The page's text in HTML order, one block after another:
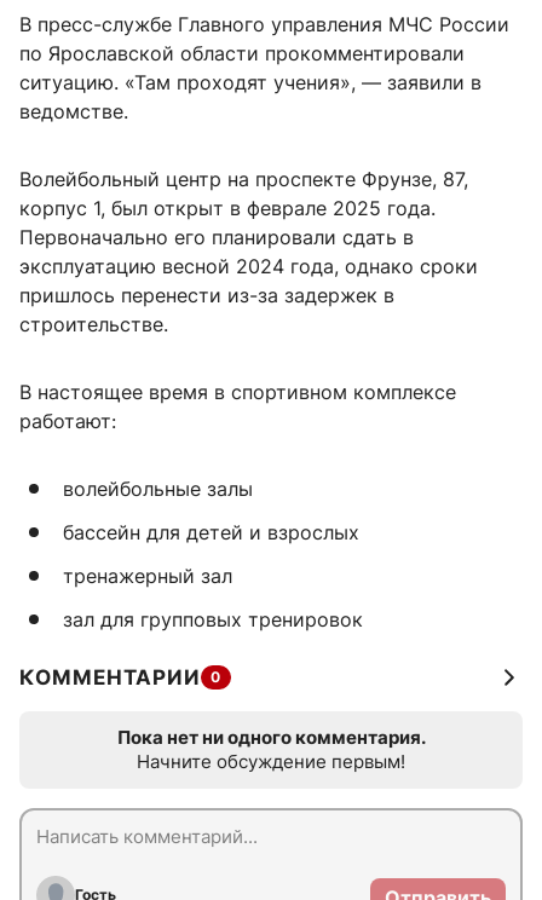
В пресс-службе Главного управления МЧС России
по Ярославской области прокомментировали
ситуацию. «Там проходят учения», — заявили в
ведомстве.
Волейбольный центр на проспекте Фрунзе, 87,
корпус 1, был открыт в феврале 2025 года.
Первоначально его планировали сдать в
эксплуатацию весной 2024 года, однако сроки
пришлось перенести из-за задержек в
строительстве.
В настоящее время в спортивном комплексе
работают:
волейбольные залы
бассейн для детей и взрослых
тренажерный зал
зал для групповых тренировок
КОММЕНТАРИИ 0
Пока нет ни одного комментария.
Начните обсуждение первым!
Гость